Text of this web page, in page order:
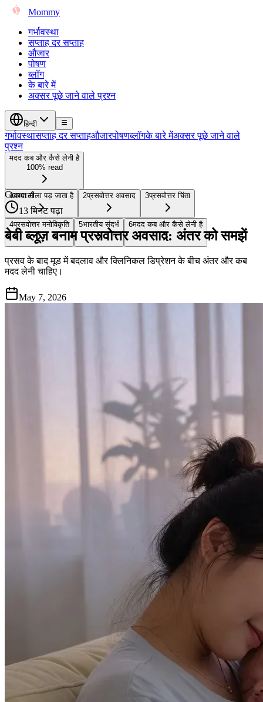
Mommy
गर्भावस्था
सप्ताह दर सप्ताह
औजार
पोषण
ब्लॉग
के बारे में
अक्सर पूछे जाने वाले प्रश्न
हिन्दी
गर्भावस्थासप्ताह दर सप्ताहऔजारपोषणब्लॉगके बारे मेंअक्सर पूछे जाने वाले
प्रश्न
मदद कब और कैसे लेनी है
100% read
1बच्चा नीला पड़ जाता है 2प्रसवोत्तर अवसाद 3प्रसवोत्तर चिंता
4प्रसवोत्तर मनोविकृति 5भारतीय संदर्भ 6मदद कब और कैसे लेनी है
General
13 मिनट पढ़ा
बेबी ब्लूज़ बनाम प्रसवोत्तर अवसाद: अंतर को समझें
प्रसव के बाद मूड में बदलाव और क्लिनिकल डिप्रेशन के बीच अंतर और कब
मदद लेनी चाहिए।
May 7, 2026